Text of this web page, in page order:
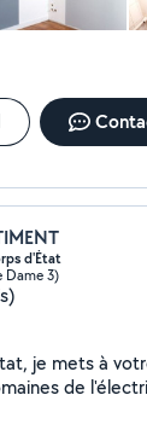
d'État
Dame 3)
je mets à
de